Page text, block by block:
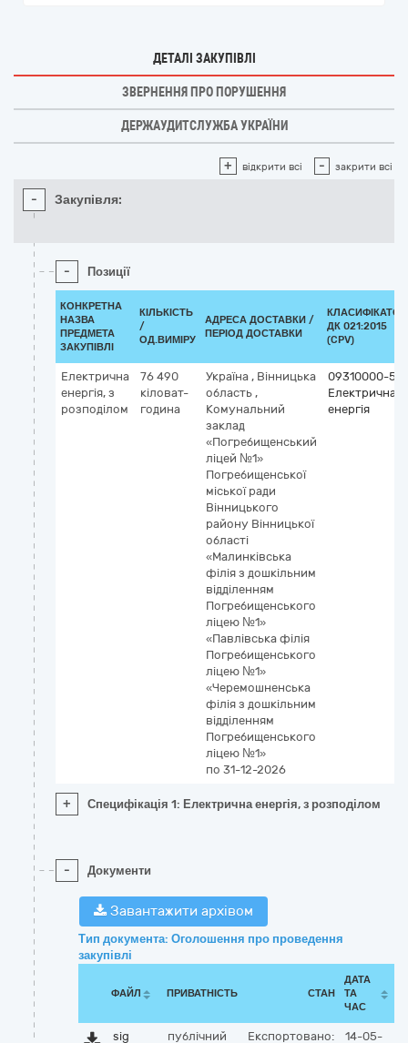
ДЕТАЛІ ЗАКУПІВЛІ
ЗВЕРНЕННЯ ПРО ПОРУШЕННЯ
ДЕРЖАУДИТСЛУЖБА УКРАЇНИ
+ відкрити всі - закрити всі
- Закупівля:
- Позиції
КОНКРЕТНА
НАЗВА
ПРЕДМЕТА
ЗАКУПІВЛІ
КІЛЬКІСТЬ
/
ОД.ВИМІРУ
АДРЕСА ДОСТАВКИ /
ПЕРІОД ДОСТАВКИ
КЛАСИФІКАТОР
ДК 021:2015
(CPV)
Електрична
енергія, з
розподілом
76 490
кіловат-
година
Україна , Вінницька
область ,
Комунальний
заклад
«Погребищенський
ліцей №1»
Погребищенської
міської ради
Вінницького
району Вінницької
області
«Малинківська
філія з дошкільним
відділенням
Погребищенського
ліцею №1»
«Павлівська філія
Погребищенського
ліцею №1»
«Черемошненська
філія з дошкільним
відділенням
Погребищенського
ліцею №1»
по 31-12-2026
09310000-5
Електрична
енергія
+ Специфікація 1: Електрична енергія, з розподілом
- Документи
Завантажити архівом
Тип документа: Оголошення про проведення
закупівлі
ФАЙЛ ПРИВАТНІСТЬ СТАН
ДАТА
ТА
ЧАС
sig публічний Експортовано: 14-05-